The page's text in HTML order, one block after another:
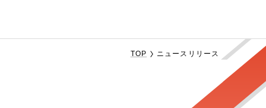
TOP ニュースリリース